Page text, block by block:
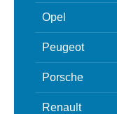
Opel
Peugeot
Porsche
Renault